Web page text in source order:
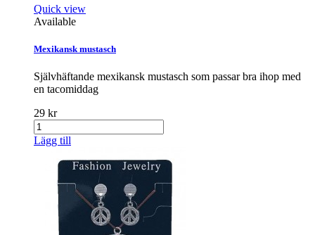
Quick view
Available
Mexikansk mustasch
Självhäftande mexikansk mustasch som passar bra ihop med
en tacomiddag
29 kr
Lägg till